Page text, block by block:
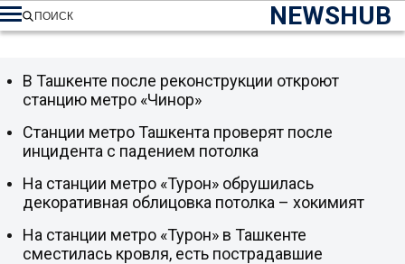
NEWSHUB
ПОИСК
В Ташкенте после реконструкции откроют
станцию метро «Чинор»
Станции метро Ташкента проверят после
инцидента с падением потолка
На станции метро «Турон» обрушилась
декоративная облицовка потолка – хокимият
На станции метро «Турон» в Ташкенте
сместилась кровля, есть пострадавшие